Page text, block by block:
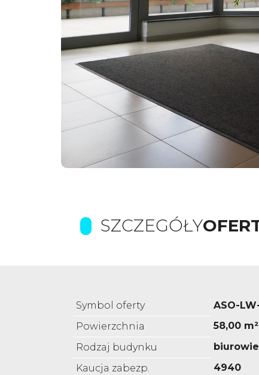
SZCZEGÓŁY
Symbol oferty
ASO-
Powierzchnia
58,00 m²
Rodzaj budynku
Kaucja zabezp.
4940